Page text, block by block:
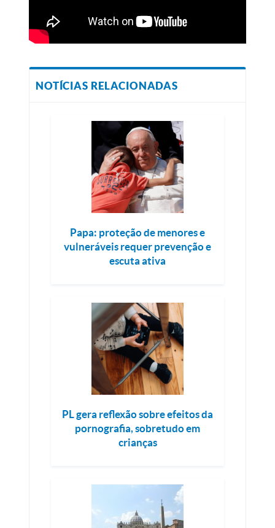
NOTÍCIAS RELACIONADAS
Papa: proteção de menores e
vulneráveis requer prevenção e
escuta ativa
PL gera reflexão sobre efeitos da
pornografia, sobretudo em
crianças